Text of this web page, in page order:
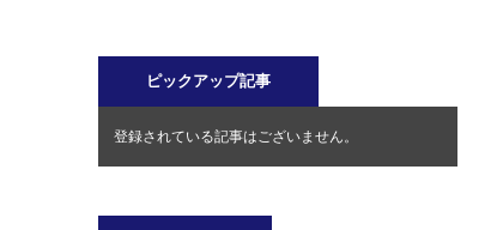
ピックアップ記事
登録されている記事はございません。